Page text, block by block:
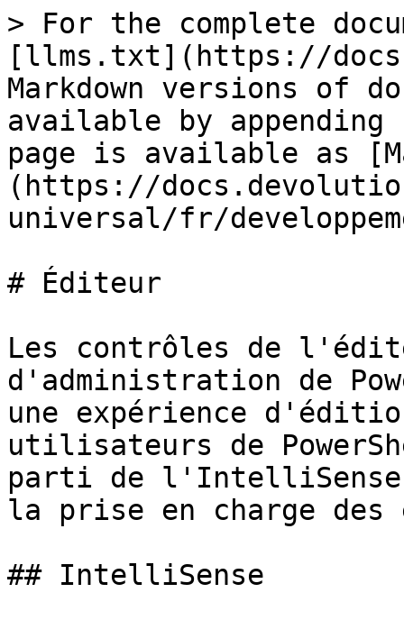
> For the complete
[llms.txt](https://
Markdown versions of
available by
page is available as
(https://
universal/fr/
# Éditeur
Les contrôles de
d'administration de
une expérience
utilisateurs de
parti de
la prise en charge
## IntelliSense